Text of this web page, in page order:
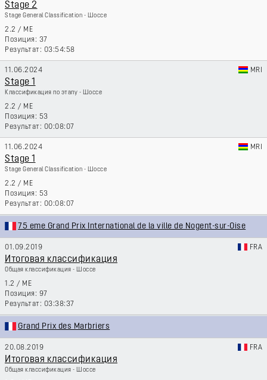
Stage 2
Stage General Classification - Шоссе
2.2 / ME
37
03:54:58
11.06.2024 MRI
Stage 1
Классификация по этапу - Шоссе
2.2 / ME
53
00:08:07
11.06.2024 MRI
Stage 1
Stage General Classification - Шоссе
2.2 / ME
53
00:08:07
75 eme Grand Prix International de la ville de Nogent-sur-Oise
01.09.2019 FRA
Итоговая классификация
Общая классификация - Шоссе
1.2 / ME
97
03:38:37
Grand Prix des Marbriers
20.08.2019 FRA
Итоговая классификация
Общая классификация - Шоссе